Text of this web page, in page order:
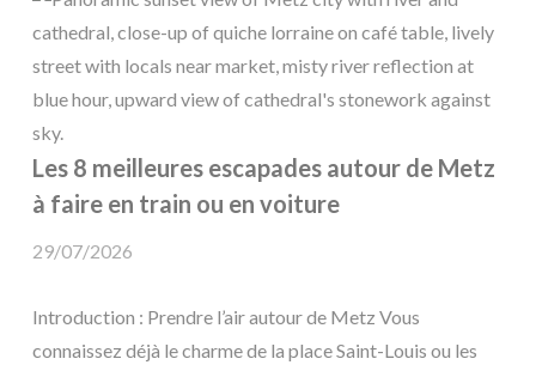
Les 8 meilleures escapades autour de Metz
à faire en train ou en voiture
29/07/2026
Introduction : Prendre l’air autour de Metz Vous
connaissez déjà le charme de la place Saint-Louis ou les